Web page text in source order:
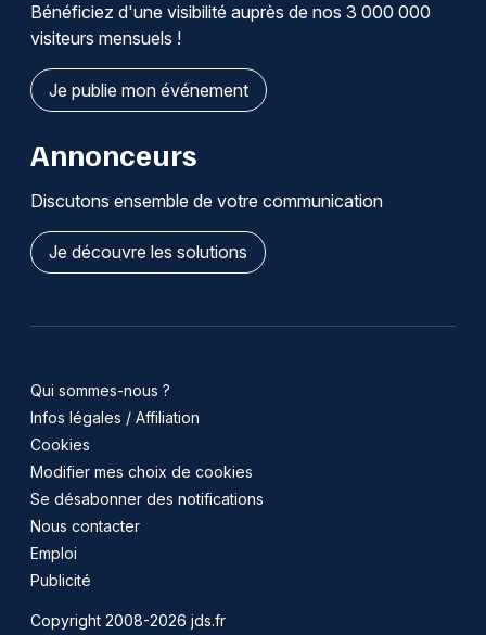
Bénéficiez d'une visibilité auprès de nos 3 000 000
visiteurs mensuels !
Je publie mon événement
Annonceurs
Discutons ensemble de votre communication
Je découvre les solutions
Qui sommes-nous ?
Infos légales / Affiliation
Cookies
Modifier mes choix de cookies
Se désabonner des notifications
Nous contacter
Emploi
Publicité
Copyright 2008-2026 jds.fr